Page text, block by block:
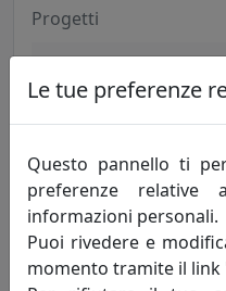
Progetti
Le tue preferenze
Questo pannello ti
preferenze
informazioni personali.
Puoi rivedere e
momento tramite il link